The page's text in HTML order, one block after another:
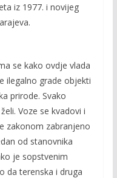
iz 1977. i novijeg
se kako ovdje vlada
ilegalno grade objekti
prirode. Svako
Voze se kvadovi i
zakonom zabranjeno
od stanovnika
je sopstvenim
da terenska i druga